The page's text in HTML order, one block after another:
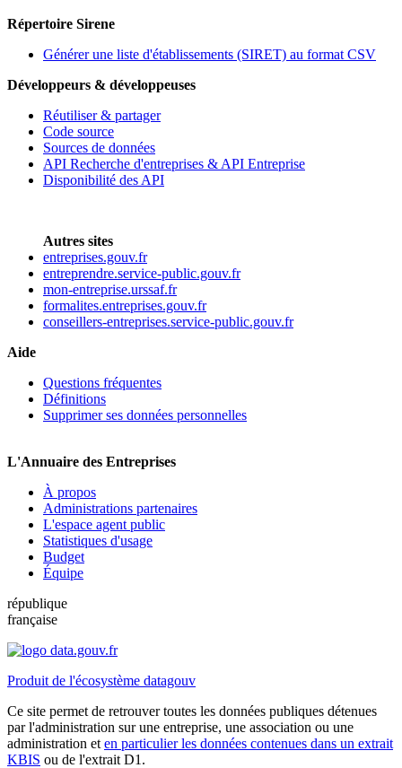
Répertoire Sirene
Générer une liste d'établissements (SIRET) au format CSV
Développeurs & développeuses
Réutiliser & partager
Code source
Sources de données
API Recherche d'entreprises & API Entreprise
Disponibilité des API
Autres sites
entreprises.gouv.fr
entreprendre.service-public.gouv.fr
mon-entreprise.urssaf.fr
formalites.entreprises.gouv.fr
conseillers-entreprises.service-public.gouv.fr
Aide
Questions fréquentes
Définitions
Supprimer ses données personnelles
L'Annuaire des Entreprises
À propos
Administrations partenaires
L'espace agent public
Statistiques d'usage
Budget
Équipe
république
française
Produit de l'écosystème datagouv
Ce site permet de retrouver toutes les données publiques détenues
par l'administration sur une entreprise, une association ou une
administration et en particulier les données contenues dans un extrait
KBIS ou de l'extrait D1.